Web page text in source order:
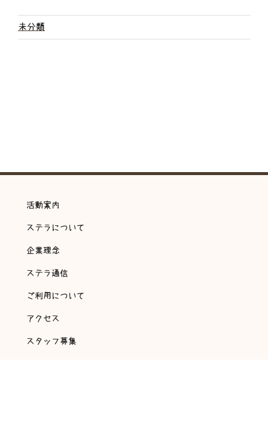
未分類
活動案内
ステラについて
企業理念
ステラ通信
ご利用について
アクセス
スタッフ募集